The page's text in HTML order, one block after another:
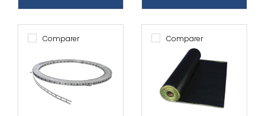
Comparer Comparer